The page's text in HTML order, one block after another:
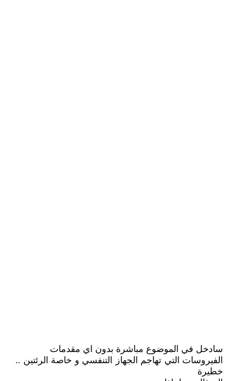
سادخل في الموضوع مباشرة بدون اي مقدمات
الفيروسات التي تهاجم الجهاز التنفسي و خاصة الرئتين ..
خطيرة